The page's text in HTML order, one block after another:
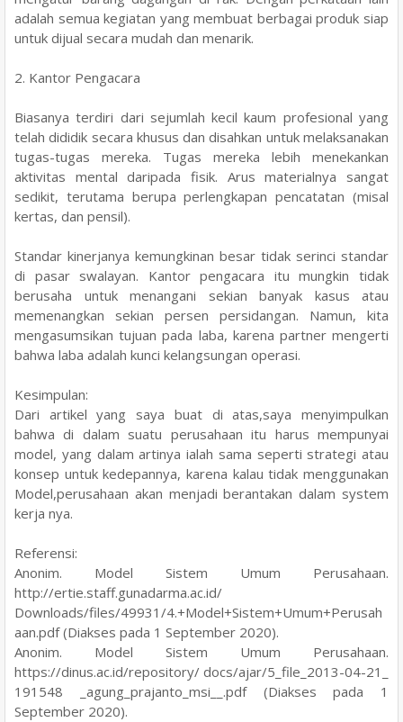
adalah semua kegiatan yang membuat berbagai produk siap
untuk dijual secara mudah dan menarik.
2. Kantor Pengacara
Biasanya terdiri dari sejumlah kecil kaum profesional yang
telah dididik secara khusus dan disahkan untuk melaksanakan
tugas-tugas mereka. Tugas mereka lebih menekankan
aktivitas mental daripada fisik. Arus materialnya sangat
sedikit, terutama berupa perlengkapan pencatatan (misal
kertas, dan pensil).
Standar kinerjanya kemungkinan besar tidak serinci standar
di pasar swalayan. Kantor pengacara itu mungkin tidak
berusaha untuk menangani sekian banyak kasus atau
memenangkan sekian persen persidangan. Namun, kita
mengasumsikan tujuan pada laba, karena partner mengerti
bahwa laba adalah kunci kelangsungan operasi.
Kesimpulan:
Dari artikel yang saya buat di atas,saya menyimpulkan
bahwa di dalam suatu perusahaan itu harus mempunyai
model, yang dalam artinya ialah sama seperti strategi atau
konsep untuk kedepannya, karena kalau tidak menggunakan
Model,perusahaan akan menjadi berantakan dalam system
kerja nya.
Referensi:
Anonim. Model Sistem Umum Perusahaan.
http://ertie.staff.gunadarma.ac.id/
Downloads/files/49931/4.+Model+Sistem+Umum+Perusah
aan.pdf (Diakses pada 1 September 2020).
Anonim. Model Sistem Umum Perusahaan.
https://dinus.ac.id/repository/ docs/ajar/5_file_2013-04-21_
191548 _agung_prajanto_msi__.pdf (Diakses pada 1
September 2020).